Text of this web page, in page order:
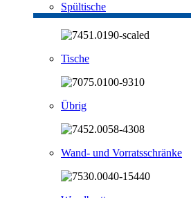
Spültische
Tische
Übrig
Wand- und Vorratsschränke